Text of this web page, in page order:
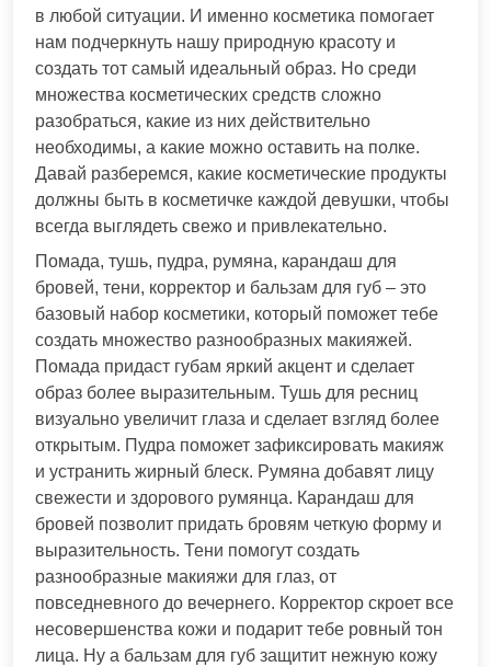
в любой ситуации. И именно косметика помогает
нам подчеркнуть нашу природную красоту и
создать тот самый идеальный образ. Но среди
множества косметических средств сложно
разобраться, какие из них действительно
необходимы, а какие можно оставить на полке.
Давай разберемся, какие косметические продукты
должны быть в косметичке каждой девушки, чтобы
всегда выглядеть свежо и привлекательно.
Помада, тушь, пудра, румяна, карандаш для
бровей, тени, корректор и бальзам для губ – это
базовый набор косметики, который поможет тебе
создать множество разнообразных макияжей.
Помада придаст губам яркий акцент и сделает
образ более выразительным. Тушь для ресниц
визуально увеличит глаза и сделает взгляд более
открытым. Пудра поможет зафиксировать макияж
и устранить жирный блеск. Румяна добавят лицу
свежести и здорового румянца. Карандаш для
бровей позволит придать бровям четкую форму и
выразительность. Тени помогут создать
разнообразные макияжи для глаз, от
повседневного до вечернего. Корректор скроет все
несовершенства кожи и подарит тебе ровный тон
лица. Ну а бальзам для губ защитит нежную кожу